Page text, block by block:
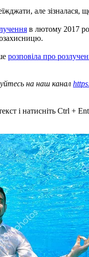
але зізналася,
в лютому 2017
розповіла про
на наш канал
і натисніть Ctrl +